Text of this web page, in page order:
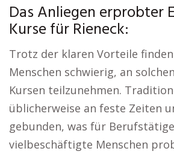
Das Anliegen erprobter
Kurse für Rieneck:
Trotz der klaren Vorteile
Menschen schwierig, an
Kursen teilzunehmen.
üblicherweise an feste Zeiten
gebunden, was für
vielbeschäftigte Menschen